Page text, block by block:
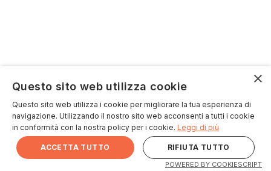
×
Questo sito web utilizza cookie
Questo sito web utilizza i cookie per migliorare la tua esperienza di
navigazione. Utilizzando il nostro sito web acconsenti a tutti i cookie
in conformità con la nostra policy per i cookie. Leggi di più
ACCETTA TUTTO RIFIUTA TUTTO
POWERED BY COOKIESCRIPT